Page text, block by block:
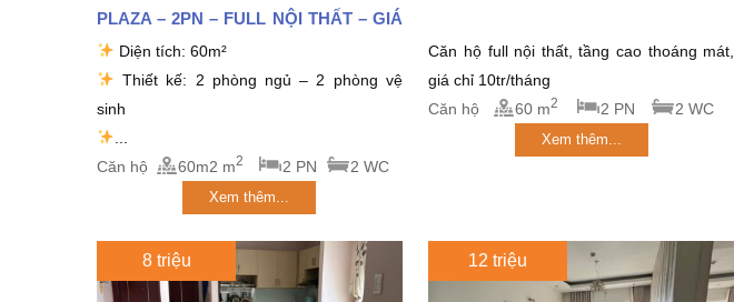
PLAZA – 2PN – FULL NỘI THẤT – GIÁ
CHỈ 9...
Diện tích: 60m²
Thiết kế: 2 phòng ngủ – 2 phòng vệ
sinh
Căn hộ
60m2 m2 2 PN 2 WC
Xem thêm...
Căn hộ full nội thất, tầng cao thoáng mát,
giá chỉ 10tr/tháng
Căn hộ
60 m2 2 PN 2 WC
Xem thêm...
8 triệu 12 triệu